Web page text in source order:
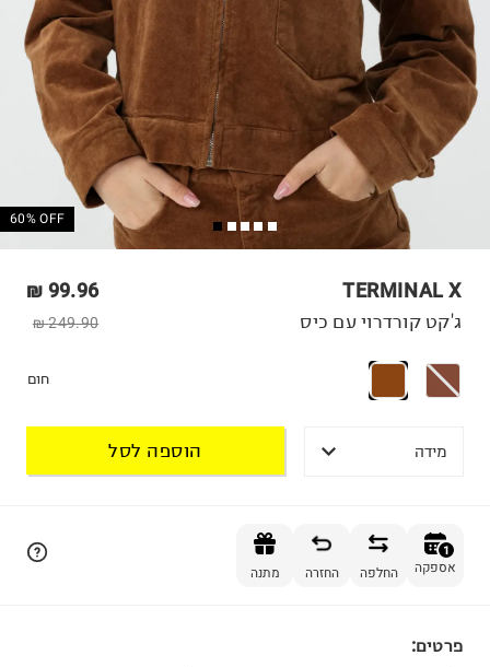
60% OFF
TERMINAL X
99.96 ₪
249.90 ₪ ג'קט קורדרוי עם כיס
חום
מידה הוספה לסל
1
אספקה החלפה החזרה מתנה
פרטים: